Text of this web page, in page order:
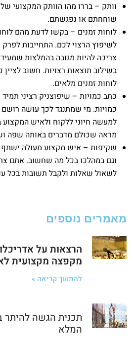
וותק – בררו מהו הוותק המקצועי
שוחחתם או נפגשתם.
לוחות זמנים – בקשו לדעת מהם
לשיפוץ הרצוי לכם. התחייבות
צריכה להיות מגובה בהמלצות
בשילוב תוצאות רצויות. חשוב לציין
לוחות זמנים מלאים.
כתב כמויות – שיפוצניק רציני
כמויות. מי שמתנגד לכך עושה
למעשה חיוני ללקוח ולאיש המקצוע
מראה שכולם מדברים באותה שפה
שקיפות – איש מקצוע מעולה
וגם במהלכו בכל מה שחשוב. אתם
לשאול שאלות ולקבל תשובות בכל
מאמרים נוספים
הרצאות על
מקפצה מקצועית
להמשך קריאה »
תכנית הגשה להיתר
המלא